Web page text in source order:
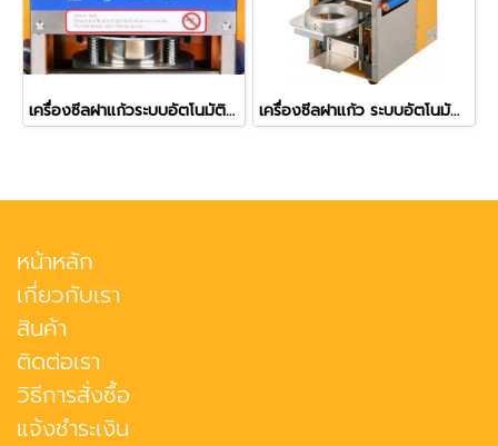
เครื่องซีลฝาแก้วระบบอัตโนมัติ (Full Auto) เครื่องเลื่อนถาดเข้าออกให้ รุ่น ZF-08 เครื่องซีลฝาแก้ว ระบบอัตโนมัติ รุ่น ZF-06 (ใช้กับปากแก้ว 7.5 ซม.)
หน้าหลัก
เกี่ยวกับเรา
สินค้า
ติดต่อเรา
วิธีการสั่งซื้อ
แจ้งชำระเงิน